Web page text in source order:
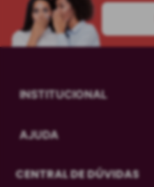
INSTITUCIONAL
AJUDA
CENTRAL DE DÚVIDAS